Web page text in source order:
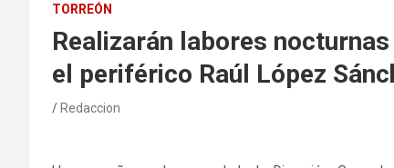
TORREÓN
Realizarán labores
el periférico Raúl López
Redaccion